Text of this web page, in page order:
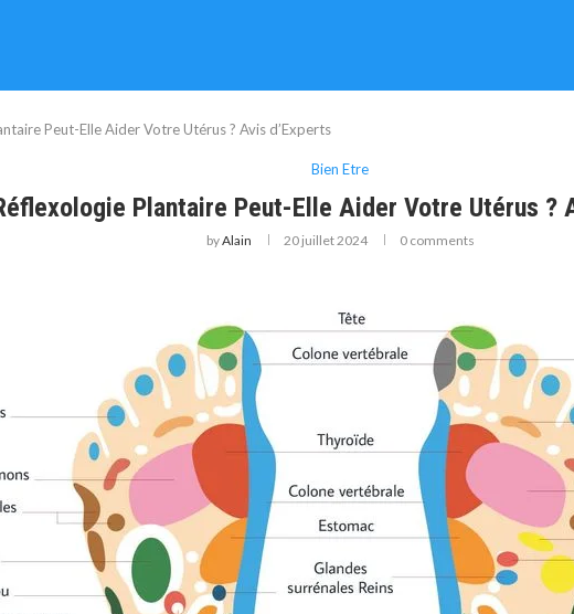
Peut-Elle Aider Votre Utérus ? Avis d’Experts
Bien Etre
Plantaire Peut-Elle Aider Votre Utérus ?
byAlain 20 juillet 2024 0 comments